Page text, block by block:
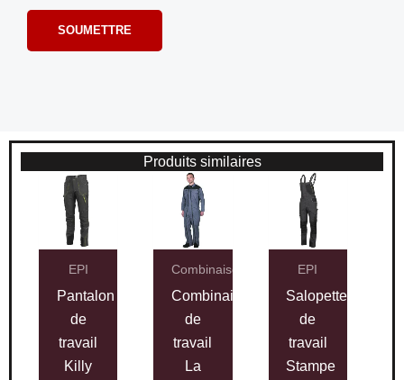
Produits similaires
EPI
Pantalon
de
travail
Killy
Combinaisons
Combinaison
de
travail
La
EPI
Salopette
de
travail
Stampe